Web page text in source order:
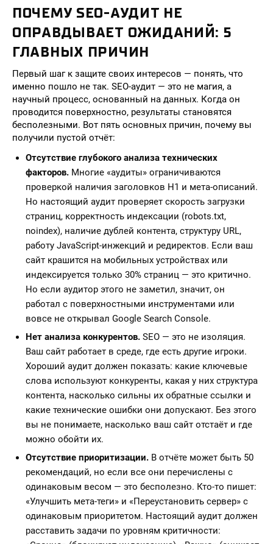
ПОЧЕМУ SEO-АУДИТ НЕ
ОПРАВДЫВАЕТ ОЖИДАНИЙ: 5
ГЛАВНЫХ ПРИЧИН
Первый шаг к защите своих интересов — понять, что
именно пошло не так. SEO-аудит — это не магия, а
научный процесс, основанный на данных. Когда он
проводится поверхностно, результаты становятся
бесполезными. Вот пять основных причин, почему вы
получили пустой отчёт:
Отсутствие глубокого анализа технических
факторов. Многие «аудиты» ограничиваются
проверкой наличия заголовков H1 и мета-описаний.
Но настоящий аудит проверяет скорость загрузки
страниц, корректность индексации (robots.txt,
noindex), наличие дублей контента, структуру URL,
работу JavaScript-инжекций и редиректов. Если ваш
сайт крашится на мобильных устройствах или
индексируется только 30% страниц — это критично.
Но если аудитор этого не заметил, значит, он
работал с поверхностными инструментами или
вовсе не открывал Google Search Console.
Нет анализа конкурентов. SEO — это не изоляция.
Ваш сайт работает в среде, где есть другие игроки.
Хороший аудит должен показать: какие ключевые
слова используют конкуренты, какая у них структура
контента, насколько сильны их обратные ссылки и
какие технические ошибки они допускают. Без этого
вы не понимаете, насколько ваш сайт отстаёт и где
можно обойти их.
Отсутствие приоритизации. В отчёте может быть 50
рекомендаций, но если все они перечислены с
одинаковым весом — это бесполезно. Кто-то пишет:
«Улучшить мета-теги» и «Переустановить сервер» с
одинаковым приоритетом. Настоящий аудит должен
расставить задачи по уровням критичности: